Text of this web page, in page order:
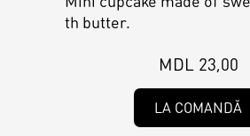
Personalized Desserts
th butter.
MDL 23,00
LA COMANDĂ